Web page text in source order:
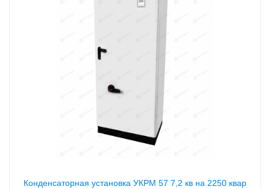
Конденсаторная установка УКРМ 57 7,2 кв на 2250 квар